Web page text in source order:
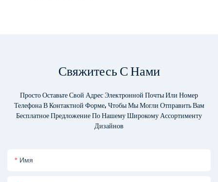
Свяжитесь С Нами
Просто Оставьте Свой Адрес Электронной Почты Или Номер
Телефона В Контактной Форме, Чтобы Мы Могли Отправить Вам
Бесплатное Предложение По Нашему Широкому Ассортименту
Дизайнов
Имя